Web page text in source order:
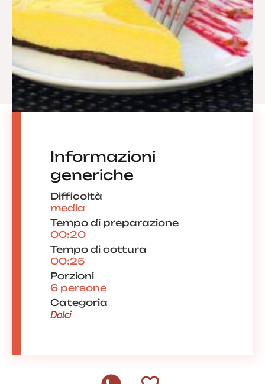
Informazioni
generiche
Difficoltà
media
Tempo di preparazione
00:20
Tempo di cottura
00:25
Porzioni
6 persone
Categoria
Dolci